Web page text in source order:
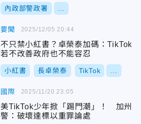
內政部警政署
要聞
不只禁小紅書？卓榮泰加碼：TikTok
若不改善政府也不能容忍
小紅書 長卓榮泰 TikTok
2025/12/05 20:44
國際
美TikTok少年掀「踢門潮」！ 加州
警：破壞達標以重罪論處
2025/11/20 23:05